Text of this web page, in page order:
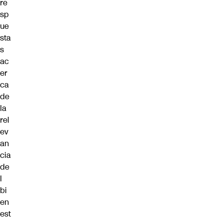
re
sp
ue
sta
s
ac
er
ca
de
la
rel
ev
an
cia
de
l
bi
en
est